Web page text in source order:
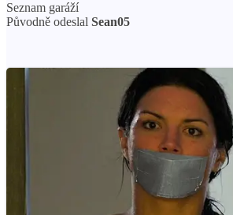
Seznam garáží
Původně odeslal Sean05